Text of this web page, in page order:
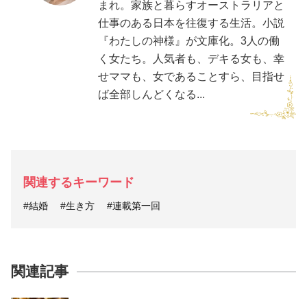
まれ。家族と暮らすオーストラリアと
仕事のある日本を往復する生活。小説
『わたしの神様』が文庫化。3人の働
く女たち。人気者も、デキる女も、幸
せママも、女であることすら、目指せ
ば全部しんどくなる...
関連するキーワード
#結婚 #生き方 #連載第一回
関連記事